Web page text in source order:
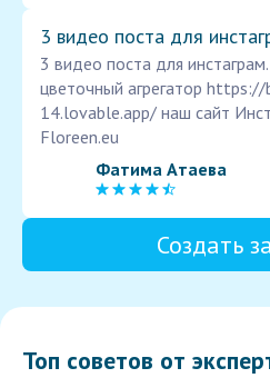
3 видео поста для
3 видео поста для
цветочный агрегатор
14.lovable.app/ наш сайт
Floreen.eu
Фатима Атаева
Создать
Топ советов от